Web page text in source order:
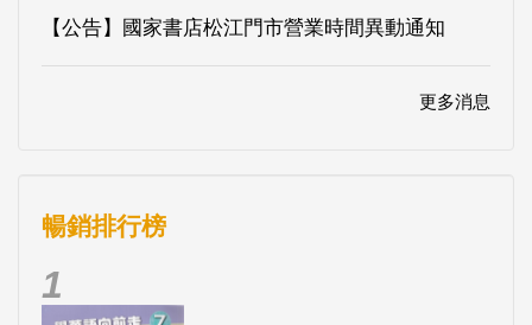
【公告】國家書店松江門市營業時間異動通知
更多消息
暢銷排行榜
1